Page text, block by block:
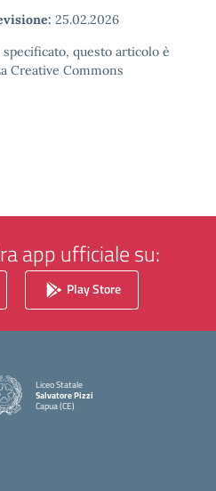
25.02.2026
questo articolo è
Creative Commons
app ufficiale su:
Play Store
Liceo Statale
Salvatore Pizzi
Capua (CE)
— Visita la pagina iniziale della scuola